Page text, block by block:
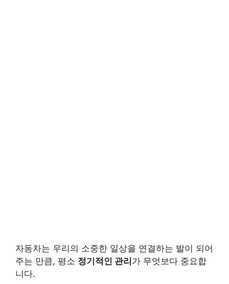
자동차는 우리의 소중한 일상을 연결하는 발이 되어
주는 만큼, 평소 정기적인 관리가 무엇보다 중요합
니다.